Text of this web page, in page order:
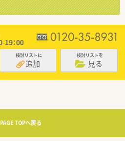
検討リストに
追加
検討リストを
見る
PAGE TOPへ戻る